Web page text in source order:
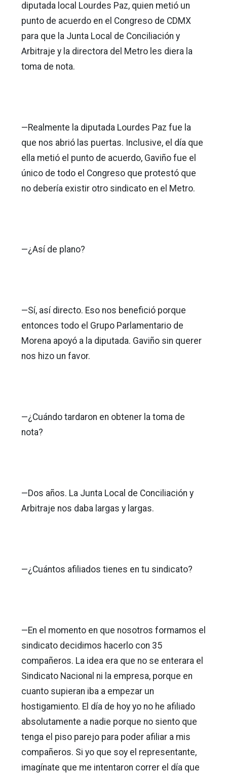
diputada local Lourdes Paz, quien metió un
punto de acuerdo en el Congreso de CDMX
para que la Junta Local de Conciliación y
Arbitraje y la directora del Metro les diera la
toma de nota.
—Realmente la diputada Lourdes Paz fue la
que nos abrió las puertas. Inclusive, el día que
ella metió el punto de acuerdo, Gaviño fue el
único de todo el Congreso que protestó que
no debería existir otro sindicato en el Metro.
—¿Así de plano?
—Sí, así directo. Eso nos benefició porque
entonces todo el Grupo Parlamentario de
Morena apoyó a la diputada. Gaviño sin querer
nos hizo un favor.
—¿Cuándo tardaron en obtener la toma de
nota?
—Dos años. La Junta Local de Conciliación y
Arbitraje nos daba largas y largas.
—¿Cuántos afiliados tienes en tu sindicato?
—En el momento en que nosotros formamos el
sindicato decidimos hacerlo con 35
compañeros. La idea era que no se enterara el
Sindicato Nacional ni la empresa, porque en
cuanto supieran iba a empezar un
hostigamiento. El día de hoy yo no he afiliado
absolutamente a nadie porque no siento que
tenga el piso parejo para poder afiliar a mis
compañeros. Si yo que soy el representante,
imagínate que me intentaron correr el día que